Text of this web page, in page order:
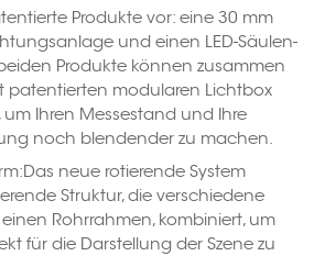
Produkte vor: eine 30 mm
und einen LED-Säulen-
Produkte können zusammen
patentierten modularen Lichtbox
Ihren Messestand und Ihre
noch blendender zu machen.
neue rotierende System
Struktur, die verschiedene
einen Rohrrahmen, kombiniert, um
für die Darstellung der Szene zu